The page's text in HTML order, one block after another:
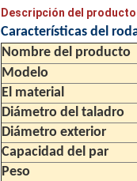
Descripción del producto
Características del
Nombre del producto
Modelo
El material
Diámetro del taladro
Diámetro exterior
Capacidad del par
Peso